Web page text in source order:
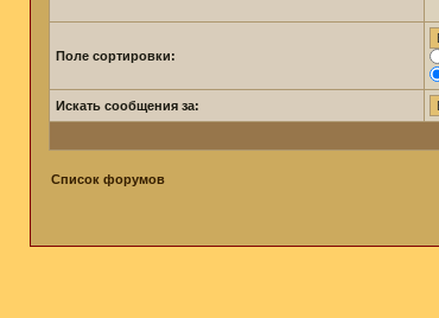
Поле сортировки:
Искать сообщения за:
Список форумов